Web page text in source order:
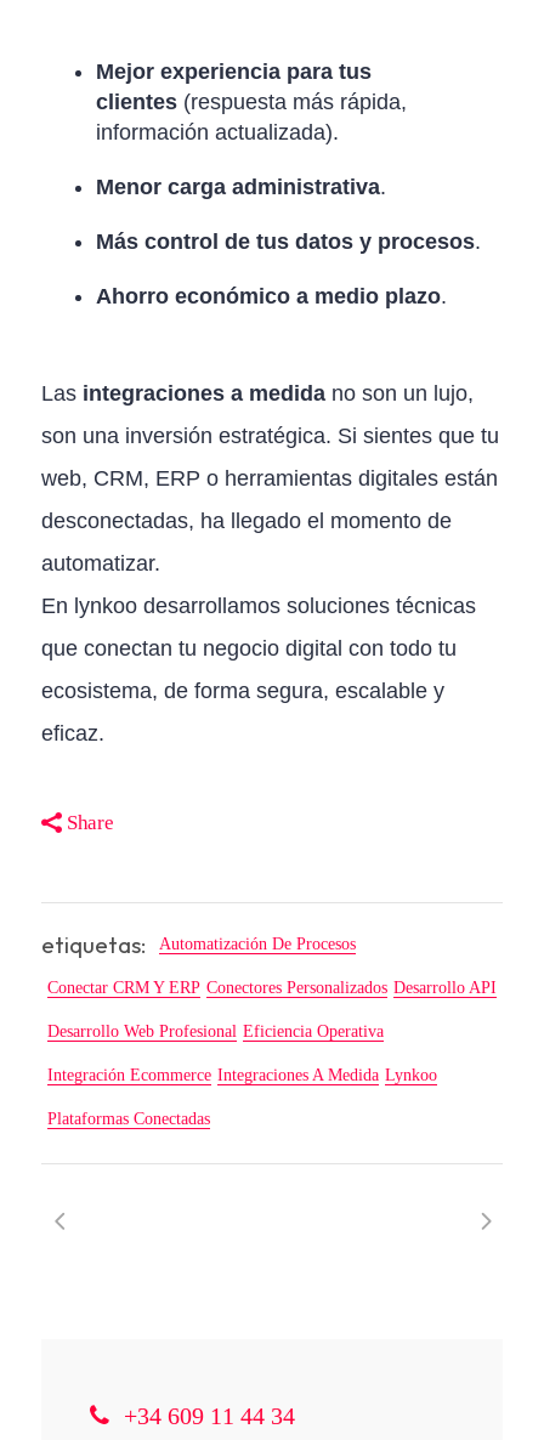
Mejor experiencia para tus
clientes(respuesta más rápida,
información actualizada).
Menor carga administrativa.
Más control de tus datos y procesos.
Ahorro económico a medio plazo.
Las integraciones a medidano son un lujo,
son una inversión estratégica. Si sientes que tu
web, CRM, ERP o herramientas digitales están
desconectadas, ha llegado el momento de
automatizar.
En lynkoo desarrollamos soluciones técnicas
que conectan tu negocio digital con todo tu
ecosistema, de forma segura, escalable y
eficaz.
Share
etiquetas: Automatización De Procesos
Conectar CRM Y ERP Conectores Personalizados Desarrollo API
Desarrollo Web Profesional Eficiencia Operativa
Integración Ecommerce Integraciones A Medida Lynkoo
Plataformas Conectadas
+34 609 11 44 34